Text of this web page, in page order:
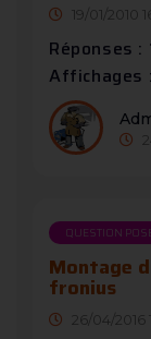
19/01/2010
Réponses :
Affichages
QUESTION
Montage
fronius
26/04/2016